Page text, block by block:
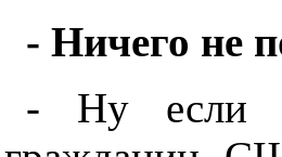
- Ничего не
- Ну если